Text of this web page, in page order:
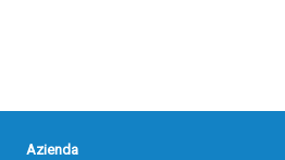
Azienda